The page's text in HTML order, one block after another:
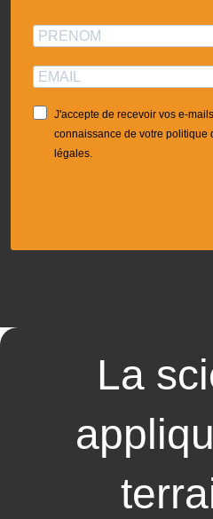
J'accepte de recevoir vos e-
connaissance de votre politique
légales.
La